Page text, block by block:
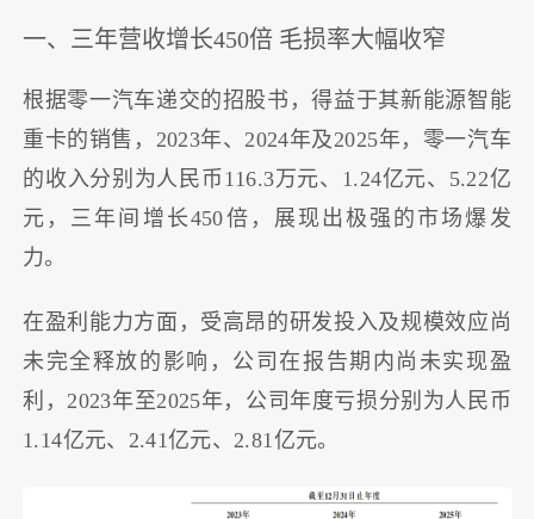
一、三年营收增长450倍 毛损率大幅收窄
根据零一汽车递交的招股书，得益于其新能源智能
重卡的销售，2023年、2024年及2025年，零一汽车
的收入分别为人民币116.3万元、1.24亿元、5.22亿
元，三年间增长450倍，展现出极强的市场爆发
力。
在盈利能力方面，受高昂的研发投入及规模效应尚
未完全释放的影响，公司在报告期内尚未实现盈
利，2023年至2025年，公司年度亏损分别为人民币
1.14亿元、2.41亿元、2.81亿元。